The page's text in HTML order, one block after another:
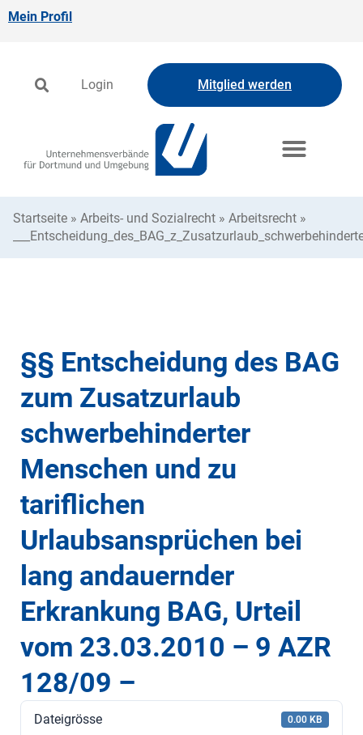
Mein Profil
Login Mitglied werden
Startseite » Arbeits- und Sozialrecht » Arbeitsrecht »
§§ Entscheidung des BAG
zum Zusatzurlaub
schwerbehinderter
Menschen und zu
tariflichen
Urlaubsansprüchen bei
lang andauernder
Erkrankung BAG, Urteil
vom 23.03.2010 – 9 AZR
128/09 –
Dateigrösse 0.00 KB